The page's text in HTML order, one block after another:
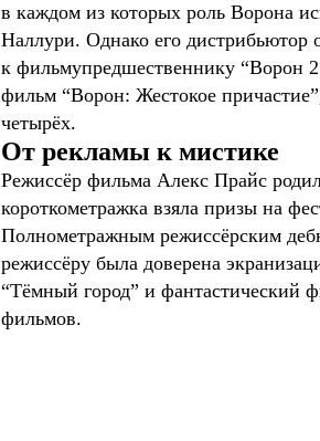
в каждом из которых роль Ворона
Наллури. Однако его дистрибьютор
к фильмупредшественнику “Ворон
фильм “Ворон: Жестокое
четырёх.
От рекламы к мистике
Режиссёр фильма Алекс Прайс
короткометражка взяла призы на
Полнометражным режиссёрским
режиссёру была доверена
“Тёмный город” и фантастический
фильмов.